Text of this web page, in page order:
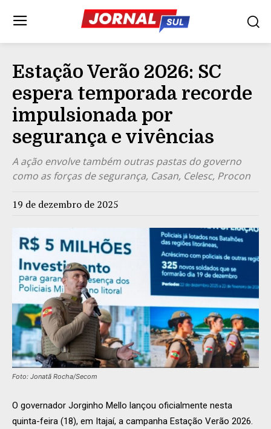
Estação Verão 2026: SC
espera temporada recorde
impulsionada por
segurança e vivências
A ação envolve também outras pastas do governo
como as forças de segurança, Casan, Celesc, Procon
19 de dezembro de 2025
Foto: Jonatã Rocha/Secom
O governador Jorginho Mello lançou oficialmente nesta
quinta-feira (18), em Itajaí, a campanha Estação Verão 2026.